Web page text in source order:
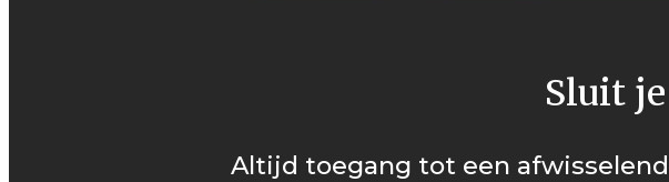
Sluit
Altijd toegang tot een